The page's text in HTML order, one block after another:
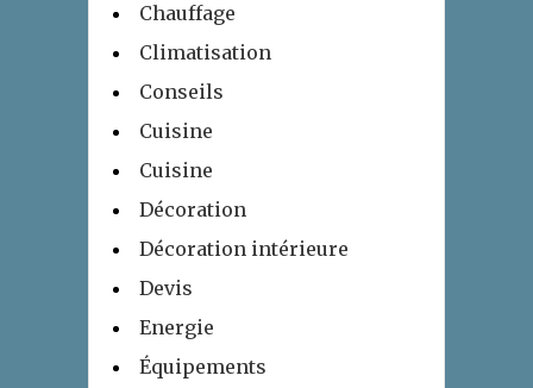
Chauffage
Climatisation
Conseils
Cuisine
Cuisine
Décoration
Décoration intérieure
Devis
Energie
Équipements